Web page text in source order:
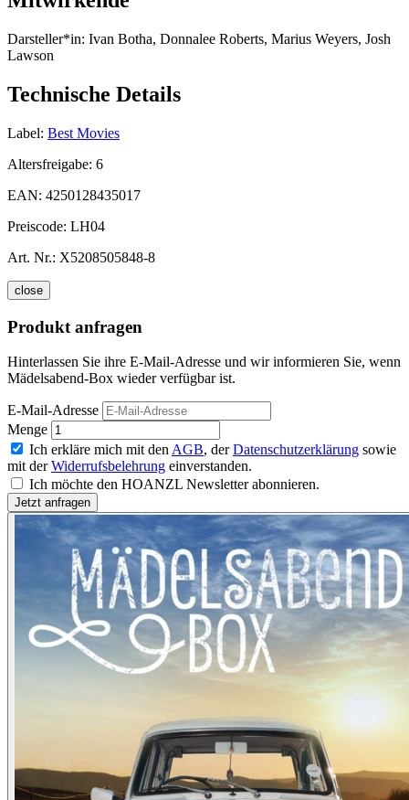
Darsteller*in: Ivan Botha, Donnalee Roberts, Marius Weyers, Josh
Lawson
Technische Details
Label: Best Movies
Altersfreigabe: 6
EAN: 4250128435017
Preiscode: LH04
Art. Nr.: X5208505848-8
close
Produkt anfragen
Hinterlassen Sie ihre E-Mail-Adresse und wir informieren Sie, wenn
Mädelsabend-Box wieder verfügbar ist.
E-Mail-Adresse
Menge
Ich erkläre mich mit den AGB, derDatenschutzerklärung sowie
mit derWiderrufsbelehrung einverstanden.
Ich möchte den HOANZL Newsletter abonnieren.